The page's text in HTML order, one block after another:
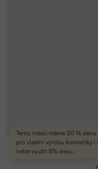
Tento měsíc máme 20 %
pro vlastní výrobu kosmetiky i
nelze využít 5% slevu.